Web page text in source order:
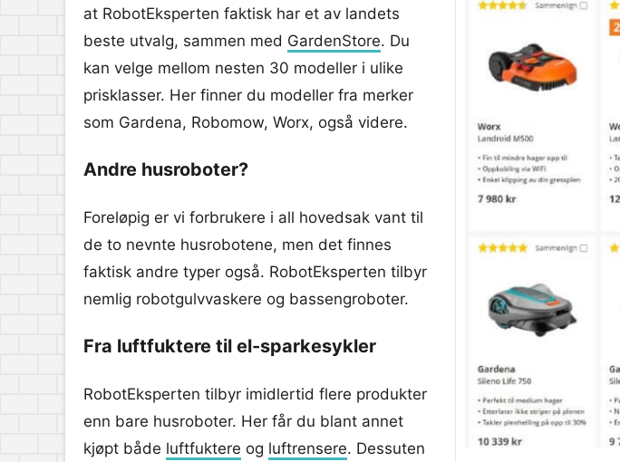
at RobotEksperten faktisk har et av landets
beste utvalg, sammen med GardenStore. Du
kan velge mellom nesten 30 modeller i ulike
prisklasser. Her finner du modeller fra merker
som Gardena, Robomow, Worx, også videre.
Andre husroboter?
Foreløpig er vi forbrukere i all hovedsak vant til
de to nevnte husrobotene, men det finnes
faktisk andre typer også. RobotEksperten tilbyr
nemlig robotgulvvaskere og bassengroboter.
Fra luftfuktere til el-sparkesykler
RobotEksperten tilbyr imidlertid flere produkter
enn bare husroboter. Her får du blant annet
kjøpt både luftfuktere og luftrensere. Dessuten